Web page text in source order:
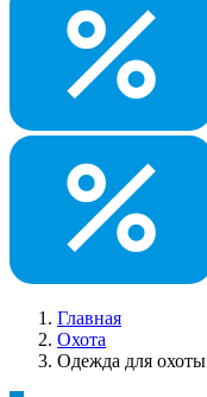
Главная
Охота
Одежда для охоты